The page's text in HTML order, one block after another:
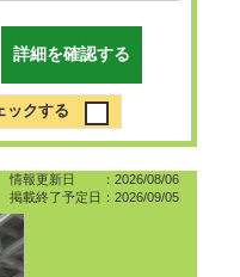
詳細を確認する
ックする
情報更新日 ：2026/08/06
掲載終了予定日：2026/09/05